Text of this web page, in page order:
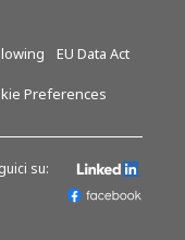
EU Data Act
Preferences
su: